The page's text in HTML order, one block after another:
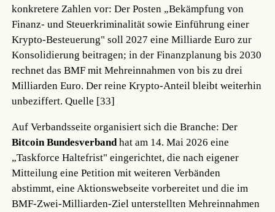
konkretere Zahlen vor: Der Posten „Bekämpfung von
Finanz- und Steuerkriminalität sowie Einführung einer
Krypto-Besteuerung" soll 2027 eine Milliarde Euro zur
Konsolidierung beitragen; in der Finanzplanung bis 2030
rechnet das BMF mit Mehreinnahmen von bis zu drei
Milliarden Euro. Der reine Krypto-Anteil bleibt weiterhin
unbeziffert.Quelle [33]
Auf Verbandsseite organisiert sich die Branche: Der
Bitcoin Bundesverband hat am 14. Mai 2026 eine
„Taskforce Haltefrist" eingerichtet, die nach eigener
Mitteilung eine Petition mit weiteren Verbänden
abstimmt, eine Aktionswebseite vorbereitet und die im
BMF-Zwei-Milliarden-Ziel unterstellten Mehreinnahmen